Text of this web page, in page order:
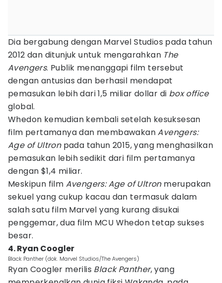
Dia bergabung dengan Marvel Studios pada tahun
2012 dan ditunjuk untuk mengarahkan The
Avengers. Publik menanggapi film tersebut
dengan antusias dan berhasil mendapat
pemasukan lebih dari 1,5 miliar dollar di box office
global.
Whedon kemudian kembali setelah kesuksesan
film pertamanya dan membawakanAvengers:
Age of Ultronpada tahun 2015, yang menghasilkan
pemasukan lebih sedikit dari film pertamanya
dengan $1,4 miliar.
Meskipun film Avengers: Age of Ultronmerupakan
sekuel yang cukup kacau dan termasuk dalam
salah satu film Marvel yang kurang disukai
penggemar, dua film MCU Whedon tetap sukses
besar.
4. Ryan Coogler
Black Panther (dok. Marvel Studios/The Avengers)
Ryan Coogler merilis Black Panther, yang